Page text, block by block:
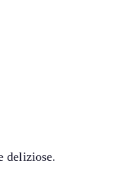
deliziose.